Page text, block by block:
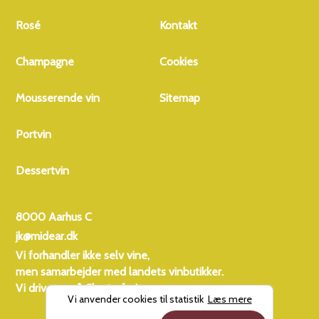
Rosé
Champagne
Mousserende vin
Portvin
Dessertvin
Kontakt
Cookies
Sitemap
8000 Aarhus C
jk@midear.dk
Vi forhandler ikke selv vine,
men samarbejder med landets vinbutikker.
Vi driver også Charterferien
Vi anvender cookies til statistik Læs mere